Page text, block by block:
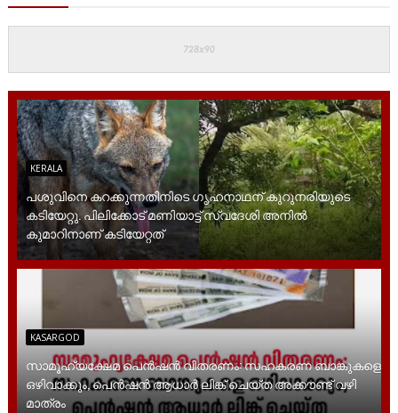
KERALA
പശുവിനെ കറക്കുന്നതിനിടെ ഗൃഹനാഥന് കുറുനരിയുടെ
കടിയേറ്റു. പിലിക്കോട് മണിയാട്ട് സ്വദേശി അനിൽ
കുമാറിനാണ് കടിയേറ്റത്
KASARGOD
സാമൂ​ഹ്യക്ഷേമ പെൻഷൻ വിതരണം: സഹകരണ ബാങ്കുകളെ
ഒഴിവാക്കും, പെൻഷൻ ആധാർ‌ ലിങ്ക് ചെയ്ത അക്കൗണ്ട് വഴി
മാത്രം